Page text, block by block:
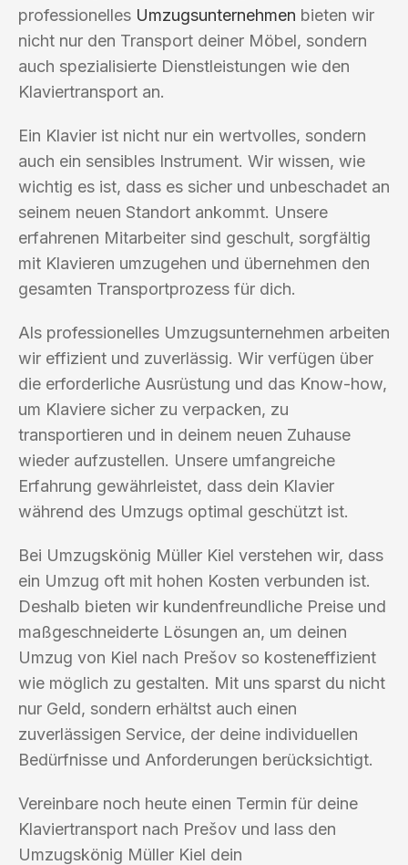
professionelles Umzugsunternehmen bieten wir
nicht nur den Transport deiner Möbel, sondern
auch spezialisierte Dienstleistungen wie den
Klaviertransport an.
Ein Klavier ist nicht nur ein wertvolles, sondern
auch ein sensibles Instrument. Wir wissen, wie
wichtig es ist, dass es sicher und unbeschadet an
seinem neuen Standort ankommt. Unsere
erfahrenen Mitarbeiter sind geschult, sorgfältig
mit Klavieren umzugehen und übernehmen den
gesamten Transportprozess für dich.
Als professionelles Umzugsunternehmen arbeiten
wir effizient und zuverlässig. Wir verfügen über
die erforderliche Ausrüstung und das Know-how,
um Klaviere sicher zu verpacken, zu
transportieren und in deinem neuen Zuhause
wieder aufzustellen. Unsere umfangreiche
Erfahrung gewährleistet, dass dein Klavier
während des Umzugs optimal geschützt ist.
Bei Umzugskönig Müller Kiel verstehen wir, dass
ein Umzug oft mit hohen Kosten verbunden ist.
Deshalb bieten wir kundenfreundliche Preise und
maßgeschneiderte Lösungen an, um deinen
Umzug von Kiel nach Prešov so kosteneffizient
wie möglich zu gestalten. Mit uns sparst du nicht
nur Geld, sondern erhältst auch einen
zuverlässigen Service, der deine individuellen
Bedürfnisse und Anforderungen berücksichtigt.
Vereinbare noch heute einen Termin für deine
Klaviertransport nach Prešov und lass den
Umzugskönig Müller Kiel dein